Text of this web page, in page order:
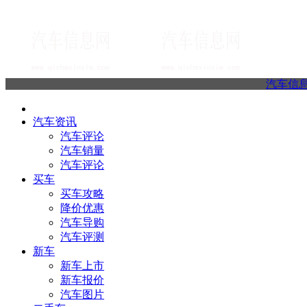
汽车信
汽车资讯
汽车评论
汽车销量
汽车评论
买车
买车攻略
降价优惠
汽车导购
汽车评测
新车
新车上市
新车报价
汽车图片